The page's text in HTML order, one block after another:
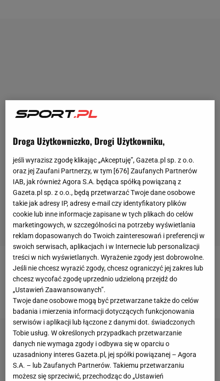
Jeffrey Jendryk poprzednio występował
w niemieckim Berlin Recycling Volleys. Z ekipą z
PlusLigi
związał się dwuletnim kontraktem.
Droga Użytkowniczko, Drogi Użytkowniku,
jeśli wyrazisz zgodę klikając „Akceptuję”, Gazeta.pl sp. z o.o.
oraz jej Zaufani Partnerzy, w tym [676] Zaufanych Partnerów
IAB, jak również Agora S.A. będąca spółką powiązaną z
Gazeta.pl sp. z o.o., będą przetwarzać Twoje dane osobowe
takie jak adresy IP, adresy e-mail czy identyfikatory plików
cookie lub inne informacje zapisane w tych plikach do celów
marketingowych, w szczególności na potrzeby wyświetlania
reklam dopasowanych do Twoich zainteresowań i preferencji w
swoich serwisach, aplikacjach i w Internecie lub personalizacji
treści w nich wyświetlanych. Wyrażenie zgody jest dobrowolne.
Jeśli nie chcesz wyrazić zgody, chcesz ograniczyć jej zakres lub
chcesz wycofać zgodę uprzednio udzieloną przejdź do
„Ustawień Zaawansowanych”.
Twoje dane osobowe mogą być przetwarzane także do celów
badania i mierzenia informacji dotyczących funkcjonowania
serwisów i aplikacji lub łączone z danymi dot. świadczonych
Tobie usług. W określonych przypadkach przetwarzanie
danych nie wymaga zgody i odbywa się w oparciu o
uzasadniony interes Gazeta.pl, jej spółki powiązanej – Agora
S.A. – lub Zaufanych Partnerów. Takiemu przetwarzaniu
możesz się sprzeciwić, przechodząc do „Ustawień